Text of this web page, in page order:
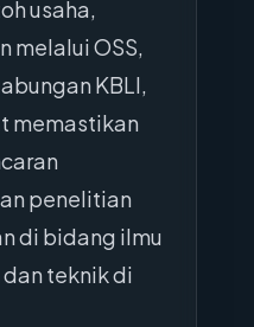
usaha,
melalui OSS,
KBLI,
memastikan
penelitian
di bidang ilmu
teknik di